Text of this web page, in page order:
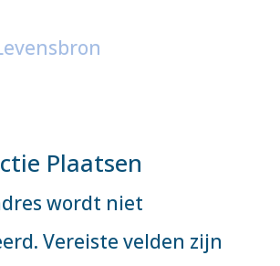
Plaatsen
wordt niet
Vereiste velden zijn